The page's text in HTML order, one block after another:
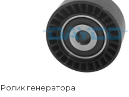
Ролик генератора